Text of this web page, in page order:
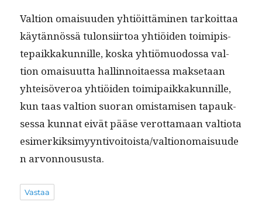
Val­tion omaisu­u­den yhtiöit­tämi­nen tarkoit­taa
käytän­nössä tulon­si­ir­toa yhtiöi­den toimip­is­
tepaikkakun­nille, kos­ka yhtiö­muo­dos­sa val­
tion omaisu­ut­ta hallinnoitaes­sa mak­se­taan
yhteisöveroa yhtiöi­den toimi­paikkakun­nille,
kun taas val­tion suo­ran omis­tamisen tapauk­
ses­sa kun­nat eivät pääse verot­ta­maan val­tio­ta
esimerkiksimyyntivoitoista/valtionomaisuude
n arvonnoususta.
Vastaa